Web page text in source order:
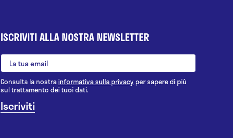
ISCRIVITI ALLA NOSTRA NEWSLETTER
Consulta la nostrainformativa sulla privacy per sapere di più
sul trattamento dei tuoi dati.